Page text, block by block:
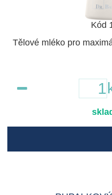
Kód
Tělové mléko pro